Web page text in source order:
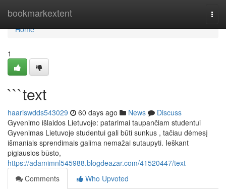
bookmarkextent
Home
Home
1
```text
haariswdds543029 60 days ago News
Discuss
Gyvenimo išlaidos Lietuvoje: patarimai taupančiam studentui
Gyvenimas Lietuvoje studentui gali būti sunkus , tačiau dėmesį
išmaniais sprendimais galima nemažai sutaupyti. Ieškant
pigiausios būsto,
https://adamimnl545988.blogdeazar.com/41520447/text
Comments
Who Upvoted